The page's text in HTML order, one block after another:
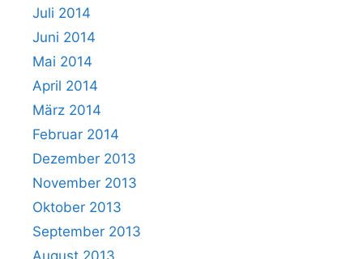
Juli 2014
Juni 2014
Mai 2014
April 2014
März 2014
Februar 2014
Dezember 2013
November 2013
Oktober 2013
September 2013
August 2013